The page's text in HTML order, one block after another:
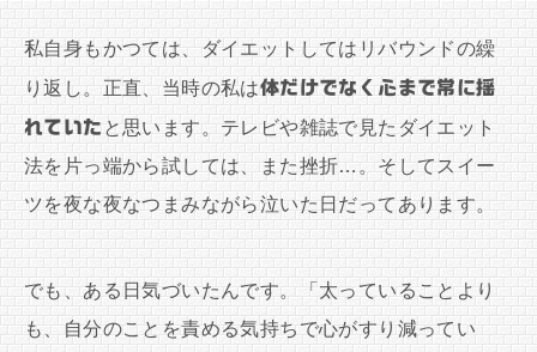
私自身もかつては、ダイエットしてはリバウンドの繰
り返し。正直、当時の私は体だけでなく心まで常に揺
れていた と思います。テレビや雑誌で見たダイエット
法を片っ端から試しては、また挫折…。そしてスイー
ツを夜な夜なつまみながら泣いた日だってあります。
でも、ある日気づいたんです。「太っていることより
も、自分のことを責める気持ちで心がすり減ってい